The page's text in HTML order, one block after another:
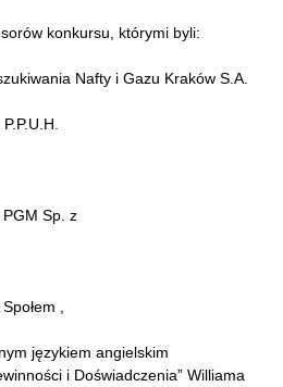
konkursu, którymi byli:
Nafty i Gazu Kraków S.A.
Sp. z
,
językiem angielskim
i Doświadczenia” Williama